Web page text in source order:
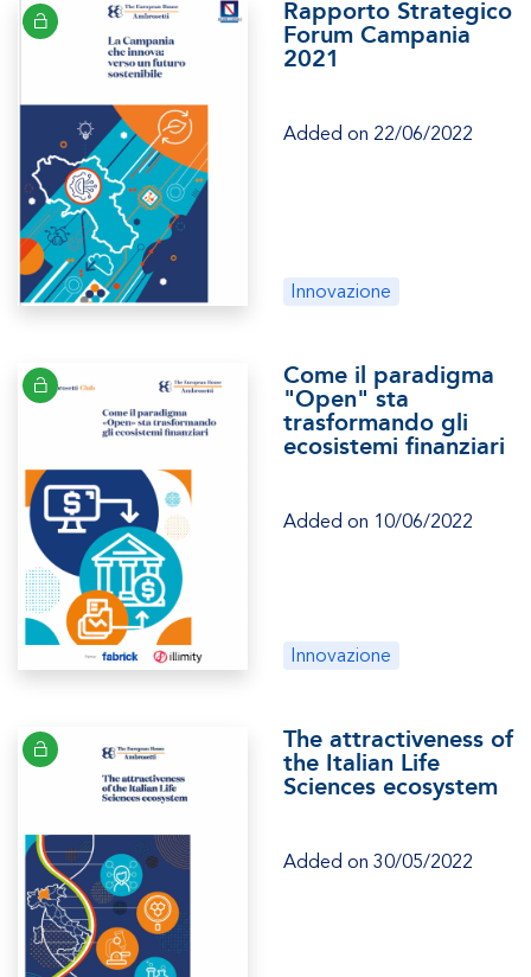
Rapporto Strategico
Forum Campania
2021
Added on 22/06/2022
Innovazione
Come il paradigma
"Open" sta
trasformando gli
ecosistemi finanziari
Added on 10/06/2022
Innovazione
The attractiveness of
the Italian Life
Sciences ecosystem
Added on 30/05/2022